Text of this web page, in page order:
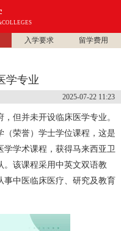
入学要求
留学费用
学专业
2025-07-22 11:23
但并未开设临床医学专业。
荣誉）学士学位课程，这是
学术课程，获得马来西亚卫
。该课程采用中英文双语教
中医临床医疗、研究及教育